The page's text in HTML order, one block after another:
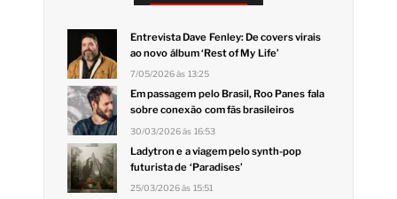
Entrevista Dave Fenley: De covers virais
ao novo álbum ‘Rest of My Life’
7/05/2026 às 13:25
Em passagem pelo Brasil, Roo Panes fala
sobre conexão com fãs brasileiros
30/03/2026 às 16:53
Ladytron e a viagem pelo synth-pop
futurista de ‘Paradises’
25/03/2026 às 15:51